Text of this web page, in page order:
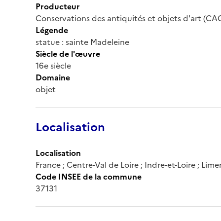
Producteur
Conservations des antiquités et objets d'art
Légende
statue : sainte Madeleine
Siècle de l'œuvre
16e siècle
Domaine
objet
Localisation
Localisation
France ; Centre-Val de Loire ; Indre-et-Loire ;
Code INSEE de la commune
37131